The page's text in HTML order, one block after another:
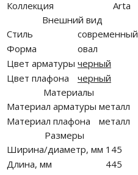
Коллекция
Arta
Внешний вид
Стиль
современный
Форма
овал
Цвет арматуры черный
Цвет плафона
черный
Материалы
Материал арматуры металл
Материал плафона
металл
Размеры
Ширина/диаметр, мм 145
Длина, мм
445